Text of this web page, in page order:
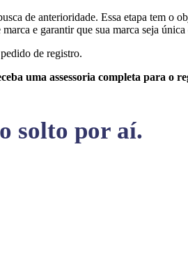
de anterioridade. Essa etapa tem o
e garantir que sua marca seja
de registro.
uma assessoria completa para o
solto por aí.